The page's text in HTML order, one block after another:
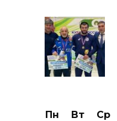
Пн Вт Ср